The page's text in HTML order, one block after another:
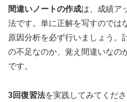
間違いノートの作成は、成績ア
法です。単に正解を写すのでは
原因分析を必ず行いましょう。
の不足なのか、覚え間違いなの
です。
3回復習法を実践してみてくだ